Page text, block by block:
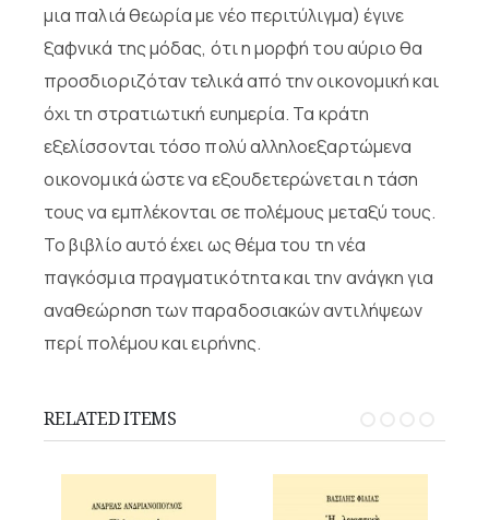
μια παλιά θεωρία με νέο περιτύλιγμα) έγινε
ξαφνικά της μόδας, ότι η μορφή του αύριο θα
προσδιοριζόταν τελικά από την οικονομική και
όχι τη στρατιωτική ευημερία. Τα κράτη
εξελίσσονται τόσο πολύ αλληλοεξαρτώμενα
οικονομικά ώστε να εξουδετερώνεται η τάση
τους να εμπλέκονται σε πολέμους μεταξύ τους.
Το βιβλίο αυτό έχει ως θέμα του τη νέα
παγκόσμια πραγματικότητα και την ανάγκη για
αναθεώρηση των παραδοσιακών αντιλήψεων
περί πολέμου και ειρήνης.
RELATED ITEMS